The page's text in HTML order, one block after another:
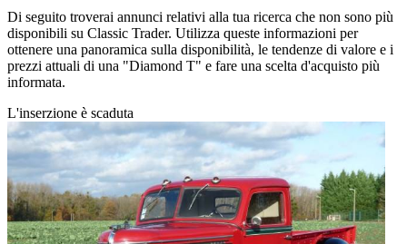
Di seguito troverai annunci relativi alla tua ricerca che non sono più
disponibili su Classic Trader. Utilizza queste informazioni per
ottenere una panoramica sulla disponibilità, le tendenze di valore e i
prezzi attuali di una "Diamond T" e fare una scelta d'acquisto più
informata.
L'inserzione è scaduta